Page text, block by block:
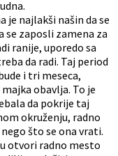
najlakši našin da se
se zaposli zamena za
ranije, uporedo sa
da radi. Taj period
i tri meseca,
obavlja. To je
da pokrije taj
okruženju, radno
što se ona vrati.
otvori radno mesto